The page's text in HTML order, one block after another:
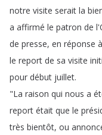
notre visite serait la
a affirmé le patron de
de presse, en réponse à
le report de sa visite
pour début juillet.
"La raison qui nous a
report était que le
très bientôt, ou